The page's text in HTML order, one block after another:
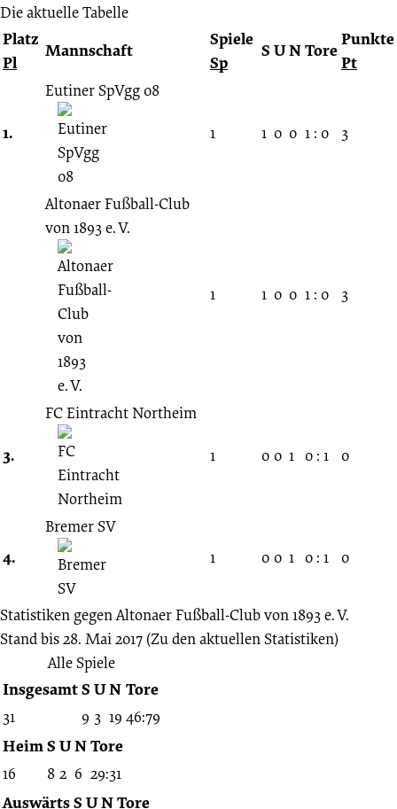
Die aktuelle Tabelle
Platz
Pl
Mannschaft
Spiele
Sp
S UNTore
Punkte
Pt
1.
Eutiner SpVgg 08
1 1 0 0 1 : 0 3
Altonaer Fußball-Club
von 1893 e. V.
1 1 0 0 1 : 0 3
3.
FC Eintracht Northeim
1 0 0 1 0 : 1 0
4.
Bremer SV
1
0 0 1 0 : 1 0
Statistiken gegenAltonaer Fußball-Club von 1893 e. V.
Stand bis 28. Mai 2017 (Zu den aktuellen Statistiken)
Alle Spiele
InsgesamtS UN Tore
31 9 3 19 46:79
HeimS UNTore
16 8 2 6 29:31
AuswärtsS UNTore